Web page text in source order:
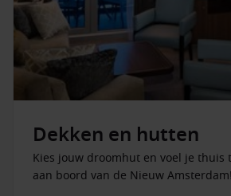
Unieke wereldwijde vaarroutes
Europa en meer.
Voor wie is de Nieuw
Dit schip is perfect voor stellen, solo-
culinaire verfijning en persoonlijke
Amsterdam biedt een ontspannen
serviceniveau, waardoor je je direct
Dekken en hutten
Kies jouw droomhut en voel je thuis
aan boord van de Nieuw Amsterdam!